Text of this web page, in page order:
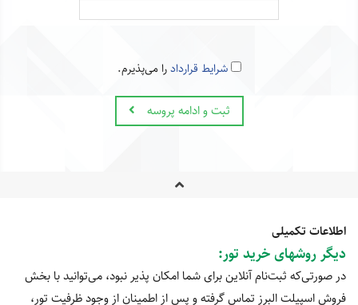
شرایط قراردادرا می‌پذیرم.
ثبت و ادامه پروسه
اطلاعات تکمیلی
دیگر روشهای خرید تور:
در صورتی‌که ثبت‌نام آنلاین برای شما امکان پذیر نبود، می‌توانید با بخش
فروش اسپیلت البرز تماس گرفته و پس از اطمینان از وجود ظرفیت تور،